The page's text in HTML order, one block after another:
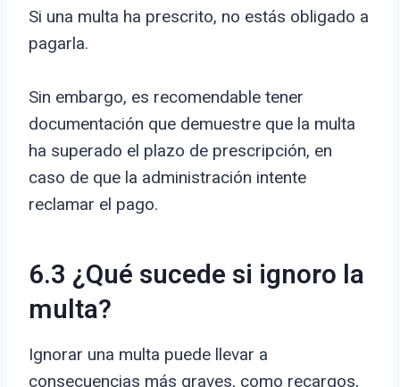
Si una multa ha prescrito, no estás obligado a
pagarla.
Sin embargo, es recomendable tener
documentación que demuestre que la multa
ha superado el plazo de prescripción, en
caso de que la administración intente
reclamar el pago.
6.3 ¿Qué sucede si ignoro la
multa?
Ignorar una multa puede llevar a
consecuencias más graves, como recargos,